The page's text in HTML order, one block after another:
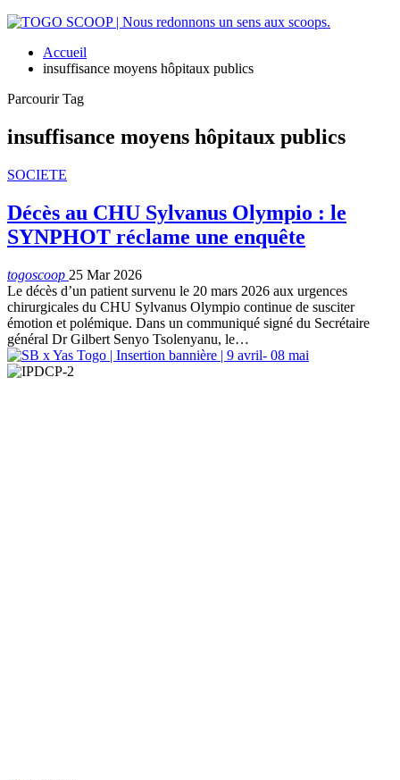
Accueil
insuffisance moyens hôpitaux publics
Parcourir Tag
insuffisance moyens hôpitaux publics
SOCIETE
Décès au CHU Sylvanus Olympio : le
SYNPHOT réclame une enquête
togoscoop 25 Mar 2026
Le décès d’un patient survenu le 20 mars 2026 aux urgences
chirurgicales du CHU Sylvanus Olympio continue de susciter
émotion et polémique. Dans un communiqué signé du Secrétaire
général Dr Gilbert Senyo Tsolenyanu, le…